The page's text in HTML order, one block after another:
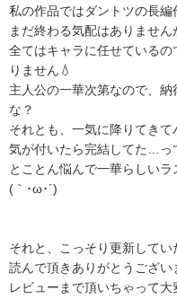
私の作品ではダントツの長
まだ終わる気配はありません
全てはキャラに任せている
りません💧
主人公の一華次第なので、
な？
それとも、一気に降りてき
気が付いたら完結してた…っ
とことん悩んで一華らしい
(｀･ω･´)ゞ
それと、こっそり更新してい
読んで頂きありがとうござい
レビューまで頂いちゃって